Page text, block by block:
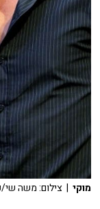
מוקי | צילום: משה שי/